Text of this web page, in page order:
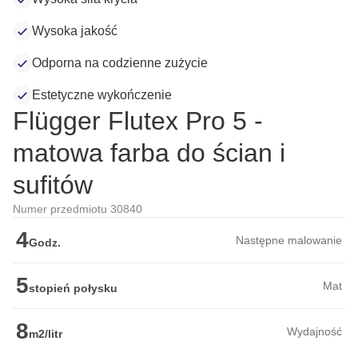
Wysoka jakość
Odporna na codzienne zużycie
Estetyczne wykończenie
Flügger Flutex Pro 5 -
matowa farba do ścian i
sufitów
Numer przedmiotu 30840
4Godz. Następne malowanie
5stopień połysku Mat
8m2/litr Wydajność